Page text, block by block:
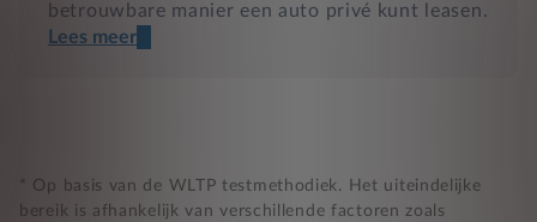
betrouwbare manier een auto privé kunt leasen.
Nooit te hoge financiële lasten
Lees meer
* Op basis van de WLTP testmethodiek. Het uiteindelijke
bereik is afhankelijk van verschillende factoren zoals